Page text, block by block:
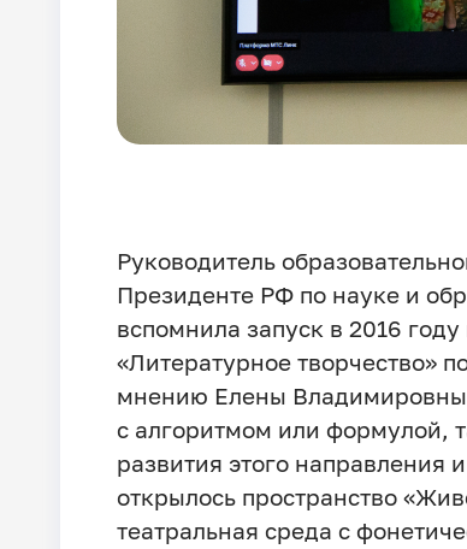
Руководитель
Президенте РФ по науке и
вспомнила запуск в 2016
«Литературное творчество»
мнению Елены
с алгоритмом или формулой,
развития этого
открылось пространство
театральная среда с